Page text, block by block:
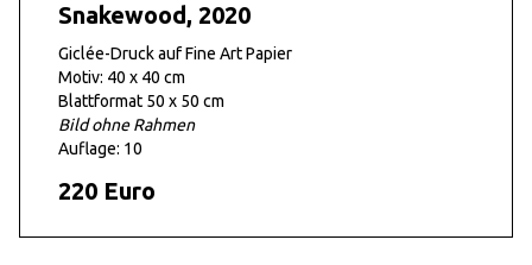
Snakewood, 2020
Giclée-Druck auf Fine Art Papier
Motiv: 40 x 40 cm
Blattformat 50 x 50 cm
Bild ohne Rahmen
Auflage: 10
220 Euro